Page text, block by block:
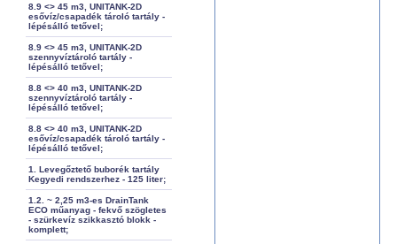
8.9 <> 45 m3, UNITANK-2D
esővíz/csapadék tároló tartály -
lépésálló tetővel;
8.9 <> 45 m3, UNITANK-2D
szennyvíztároló tartály -
lépésálló tetővel;
8.8 <> 40 m3, UNITANK-2D
szennyvíztároló tartály -
lépésálló tetővel;
8.8 <> 40 m3, UNITANK-2D
esővíz/csapadék tároló tartály -
lépésálló tetővel;
1. Levegőztető buborék tartály
Kegyedi rendszerhez - 125 liter;
1.2. ~ 2,25 m3-es DrainTank
ECO műanyag - fekvő szögletes
- szürkevíz szikkasztó blokk -
komplett;